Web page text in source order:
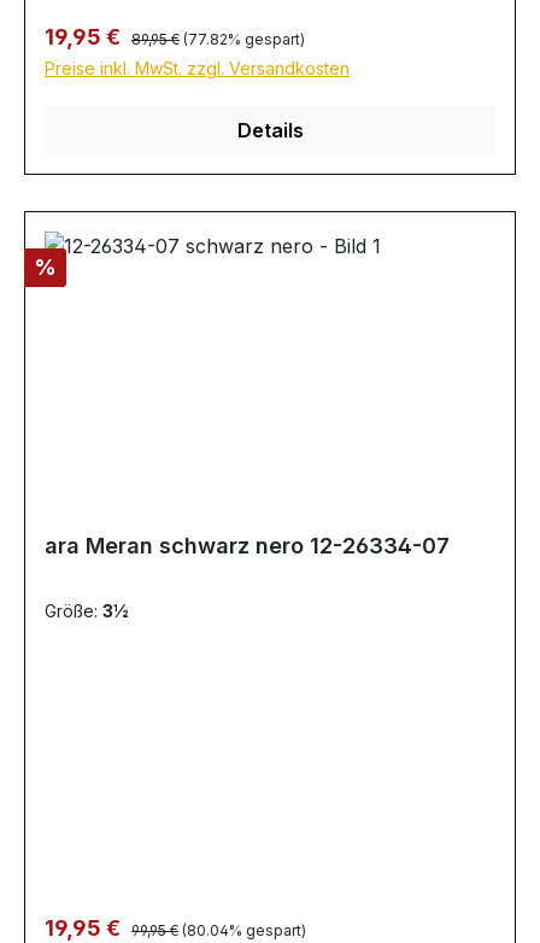
Verkaufspreis:
19,95 € Regulärer Preis:
89,95 € (77.82% gespart)
Preise inkl. MwSt. zzgl. Versandkosten
Details
Rabatt
%
ara Meran schwarz nero 12-26334-07
Größe: 3½
Verkaufspreis:
19,95 € Regulärer Preis:
99,95 € (80.04% gespart)